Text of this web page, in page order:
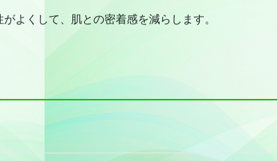
よくして、肌との密着感を減らします。